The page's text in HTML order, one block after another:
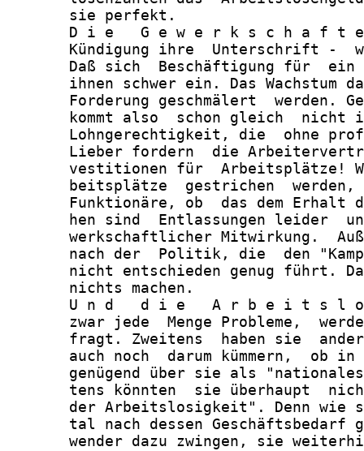
       sie perfekt.
D i e   G e w e r k s c h a f t
Kündigung ihre  Unterschrift -
Daß sich  Beschäftigung für
ihnen schwer ein. Das Wachstum
Forderung geschmälert  werden.
kommt also  schon gleich  nicht
Lohngerechtigkeit, die  ohne
Lieber fordern  die
vestitionen für  Arbeitsplätze!
beitsplätze  gestrichen
Funktionäre, ob  das dem Erhalt
hen sind  Entlassungen leider
werkschaftlicher Mitwirkung.
nach der  Politik, die  den
nicht entschieden genug führt.
       nichts machen.
U n d   d i e   A r b e i t s l
zwar jede  Menge Probleme,
fragt. Zweitens  haben sie
auch noch  darum kümmern,  ob
genügend über sie als
tens könnten  sie überhaupt
der Arbeitslosigkeit". Denn wie
tal nach dessen Geschäftsbedarf
wender dazu zwingen, sie